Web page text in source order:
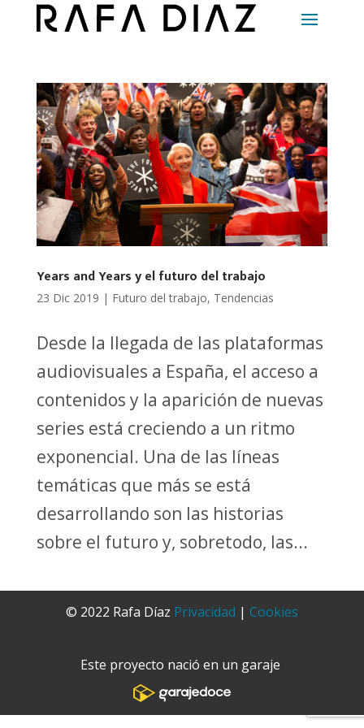
Years and Years y el futuro del trabajo
23 Dic 2019 | Futuro del trabajo, Tendencias
Desde la llegada de las plataformas
audiovisuales a España, el acceso a
contenidos y la aparición de nuevas
series está creciendo a un ritmo
exponencial. Una de las líneas
temáticas que más se está
desarrollando son las historias
sobre el futuro y, sobretodo, las...
© 2022 Rafa Díaz Privacidad | Cookies
Este proyecto nació en un garaje